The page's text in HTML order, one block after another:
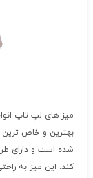
میز های لپ تاپ
شده است و دارای
کند. این میز به